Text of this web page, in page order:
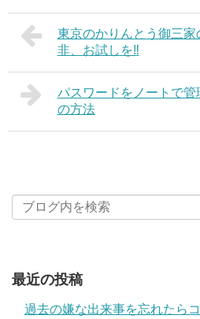
東京のかりんとう御三
非、お試しを‼
パスワードをノートで
の方法
最近の投稿
過去の嫌な出来事を忘れたら